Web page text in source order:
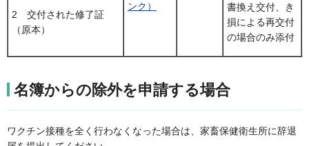
ンク）
2 交付された修了証
（原本）
書換え交付、き
損による再交付
の場合のみ添付
名簿からの除外を申請する場合
ワクチン接種を全く行わなくなった場合は、家畜保健衛生所に辞退